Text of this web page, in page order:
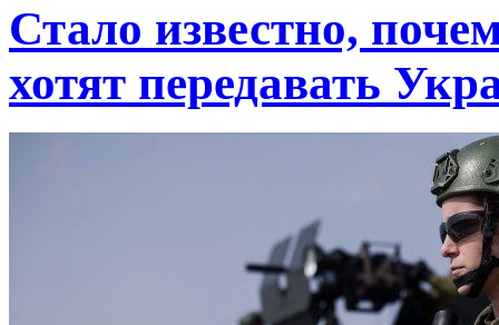
Стало известно,
хотят передавать